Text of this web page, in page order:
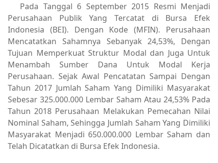
Pada Tanggal 6 September 2015 Resmi Menjadi
Perusahaan Publik Yang Tercatat di Bursa Efek
Indonesia (BEI). Dengan Kode (MFIN). Perusahaan
Mencatatkan Sahamnya Sebanyak 24,53%, Dengan
Tujuan Memperkuat Struktur Modal dan Juga Untuk
Menambah Sumber Dana Untuk Modal Kerja
Perusahaan. Sejak Awal Pencatatan Sampai Dengan
Tahun 2017 Jumlah Saham Yang Dimiliki Masyarakat
Sebesar 325.000.000 Lembar Saham Atau 24,53% Pada
Tahun 2018 Perusahaan Melakukan Pemecahan Nilai
Nominal Saham, Sehingga Jumlah Saham Yang Dimiliki
Masyarakat Menjadi 650.000.000 Lembar Saham dan
Telah Dicatatkan di Bursa Efek Indonesia.